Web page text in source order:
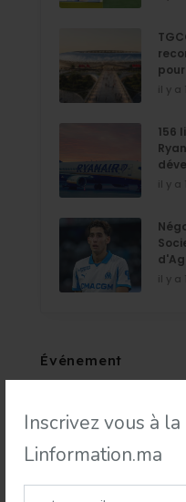
Inscrivez vous à
Linformation.ma
il y a
156
il y a
il y a
Événement